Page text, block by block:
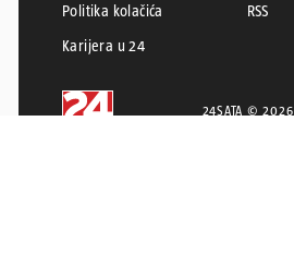
Politika kolačića
RSS
Karijera u 24
24SATA © 2026